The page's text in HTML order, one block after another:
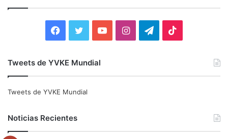
r
:
e
o
t
e
b
I
g
r
k
Tweets de YVKE Mundial
Tweets de YVKE Mundial
Noticias Recientes